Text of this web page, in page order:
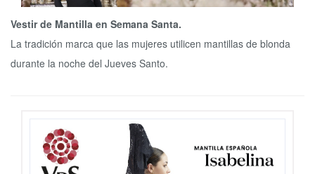
Vestir de Mantilla en Semana Santa.
La tradición marca que las mujeres utilicen mantillas de blonda
durante la noche del Jueves Santo.